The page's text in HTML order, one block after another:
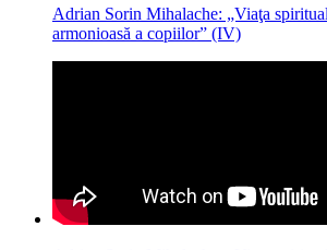
Adrian Sorin Mihalache: „Viaţa
armonioasă a copiilor” (IV)